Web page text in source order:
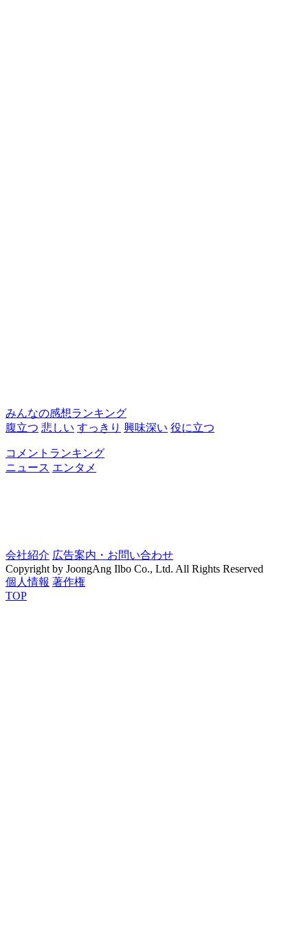
みんなの感想ランキング
腹立つ 悲しい すっきり 興味深い 役に立つ
コメントランキング
ニュース エンタメ
会社紹介 広告案内・お問い合わせ
Copyright by JoongAng Ilbo Co., Ltd. All Rights Reserved
個人情報 著作権
TOP